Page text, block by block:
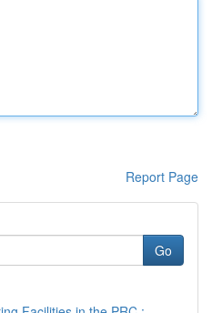
Report Page
Go